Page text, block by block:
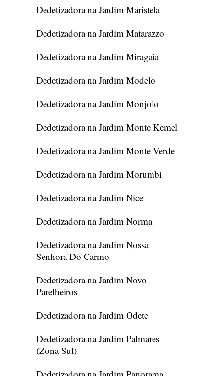
Dedetizadora na Jardim Maristela
Dedetizadora na Jardim Matarazzo
Dedetizadora na Jardim Miragaia
Dedetizadora na Jardim Modelo
Dedetizadora na Jardim Monjolo
Dedetizadora na Jardim Monte Kemel
Dedetizadora na Jardim Monte Verde
Dedetizadora na Jardim Morumbi
Dedetizadora na Jardim Nice
Dedetizadora na Jardim Norma
Dedetizadora na Jardim Nossa
Senhora Do Carmo
Dedetizadora na Jardim Novo
Parelheiros
Dedetizadora na Jardim Odete
Dedetizadora na Jardim Palmares
(Zona Sul)